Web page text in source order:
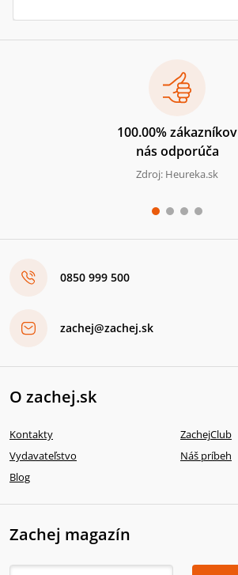
100.00% zákazníkov
nás odporúča
Zdroj: Heureka.sk
0850 999 500
zachej@zachej.sk
O zachej.sk
Kontakty
ZachejClub
Vydavateľstvo
Náš príbeh
Blog
Zachej magazín